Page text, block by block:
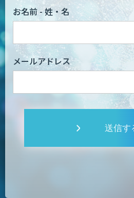
お名前 - 姓・名
メールアドレス
送信す